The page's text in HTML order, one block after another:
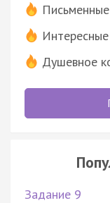
Душевное
Задание 9